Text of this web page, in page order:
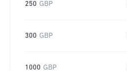
250 GBP
300 GBP
1000 GBP